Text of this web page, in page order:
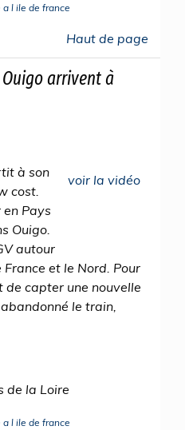
a l ile de france
Haut de page
Ouigo arrivent à
voir la vidéo
à son
cost.
Pays
Ouigo.
autour
et le Nord. Pour
de capter une nouvelle
le train,
de la Loire
a l ile de france